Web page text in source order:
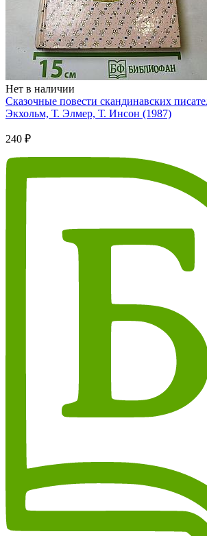
Нет в наличии
Сказочные повести скандинавских
Экхольм, Т. Элмер, Т. Инсон (1987)
240 ₽